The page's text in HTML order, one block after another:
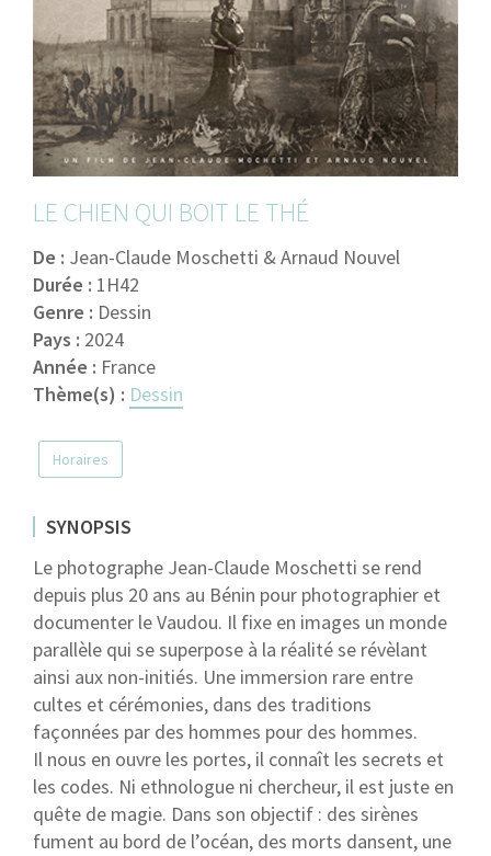
LE CHIEN QUI BOIT LE THÉ
De : Jean-Claude Moschetti & Arnaud Nouvel
Durée : 1H42
Genre : Dessin
Pays : 2024
Année : France
Thème(s) : Dessin
Horaires
SYNOPSIS
Le photographe Jean-Claude Moschetti se rend
depuis plus 20 ans au Bénin pour photographier et
documenter le Vaudou. Il fixe en images un monde
parallèle qui se superpose à la réalité se révèlant
ainsi aux non-initiés. Une immersion rare entre
cultes et cérémonies, dans des traditions
façonnées par des hommes pour des hommes.
Il nous en ouvre les portes, il connaît les secrets et
les codes. Ni ethnologue ni chercheur, il est juste en
quête de magie. Dans son objectif : des sirènes
fument au bord de l’océan, des morts dansent, une